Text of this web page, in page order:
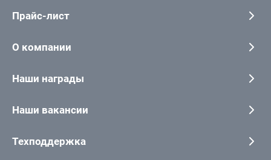
Прайс-лист
О компании
Наши награды
Наши вакансии
Техподдержка